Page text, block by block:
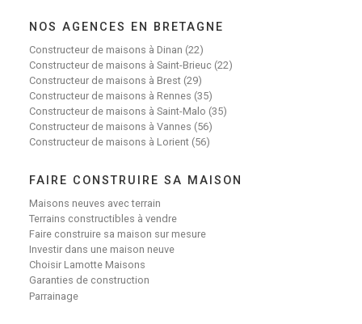
NOS AGENCES EN BRETAGNE
Constructeur de maisons à Dinan (22)
Constructeur de maisons à Saint-Brieuc (22)
Constructeur de maisons à Brest (29)
Constructeur de maisons à Rennes (35)
Constructeur de maisons à Saint-Malo (35)
Constructeur de maisons à Vannes (56)
Constructeur de maisons à Lorient (56)
FAIRE CONSTRUIRE SA MAISON
Maisons neuves avec terrain
Terrains constructibles à vendre
Faire construire sa maison sur mesure
Investir dans une maison neuve
Choisir Lamotte Maisons
Garanties de construction
Parrainage